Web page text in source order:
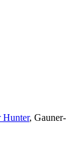
Hunter, Gauner-